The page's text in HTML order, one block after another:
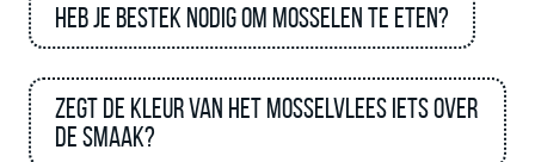
Heb je bestek nodig om mosselen te eten?
Zegt de kleur van het mosselvlees iets over
de smaak?